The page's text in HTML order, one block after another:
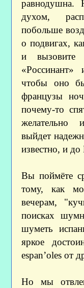
равнодушна.
духом,
побольше
о подвигах,
и
«Россинант»
чтобы оно
французы
почему-то
желательно
выйдет
известно, и до
Вы поймёте
тому, как
вечерам,
поисках
шуметь
яркое
espan’oles от
Но мы